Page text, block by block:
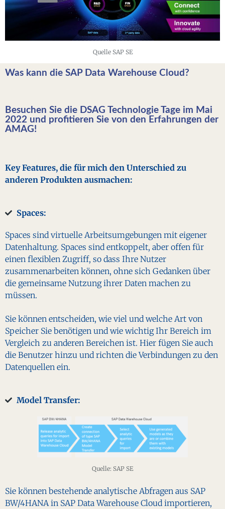
Quelle SAP SE
Was kann die SAP Data Warehouse Cloud?
Besuchen Sie die DSAG Technologie Tage im Mai
2022 und profitieren Sie von den Erfahrungen der
AMAG!
Key Features, die für mich den Unterschied zu
anderen Produkten ausmachen:
Spaces:
Spaces sind virtuelle Arbeitsumgebungen mit eigener
Datenhaltung. Spaces sind entkoppelt, aber offen für
einen flexiblen Zugriff, so dass Ihre Nutzer
zusammenarbeiten können, ohne sich Gedanken über
die gemeinsame Nutzung ihrer Daten machen zu
müssen.
Sie können entscheiden, wie viel und welche Art von
Speicher Sie benötigen und wie wichtig Ihr Bereich im
Vergleich zu anderen Bereichen ist. Hier fügen Sie auch
die Benutzer hinzu und richten die Verbindungen zu den
Datenquellen ein.
Model Transfer:
Quelle: SAP SE
Sie können bestehende analytische Abfragen aus SAP
BW/4HANA in SAP Data Warehouse Cloud importieren,